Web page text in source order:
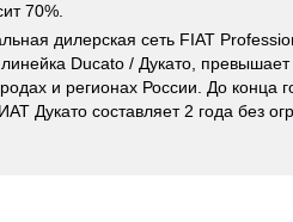
70%.
дилерская сеть FIAT
Ducato / Дукато,
и регионах России. До конца
Дукато составляет 2 года без